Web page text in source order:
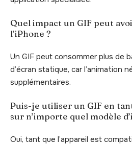
Quel impact un GIF peut
l’iPhone ?
Un GIF peut consommer plus de
d’écran statique, car l’animation
supplémentaires.
Puis-je utiliser un GIF en
sur n’importe quel modèle
Oui, tant que l’appareil est